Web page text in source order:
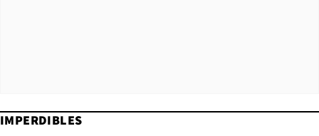
IMPERDIBLES